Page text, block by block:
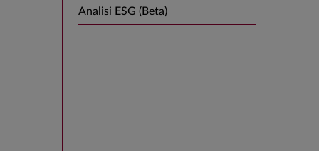
Analisi ESG (Beta)